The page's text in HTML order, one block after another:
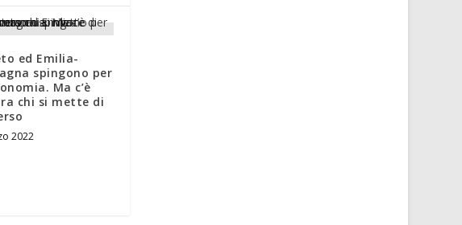
ed Emilia-
spingono per
Ma c’è
chi si mette di
2022